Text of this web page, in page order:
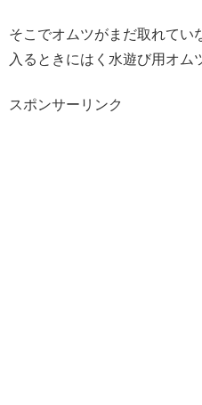
そこでオムツがまだ取れてい
入るときにはく水遊び用オム
スポンサーリンク